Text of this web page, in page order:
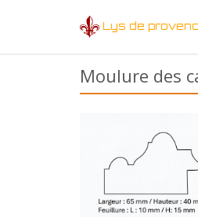
Lys de
Moulure des